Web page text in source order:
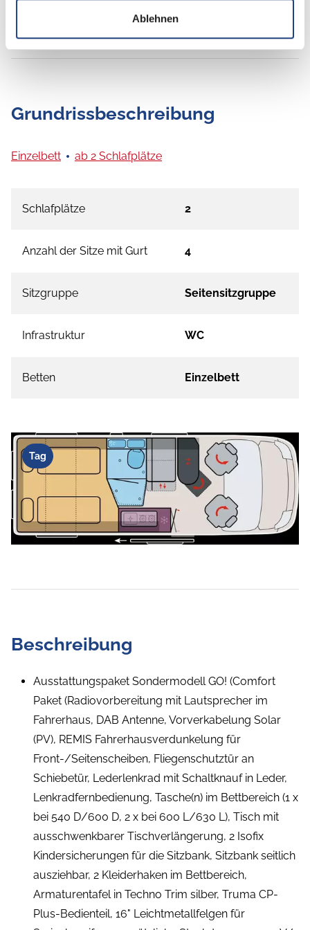
Ablehnen
Grundrissbeschreibung
Einzelbett ab 2 Schlafplätze
Schlafplätze 2
Anzahl der Sitze mit Gurt 4
Sitzgruppe Seitensitzgruppe
Infrastruktur WC
Betten Einzelbett
Tag
Beschreibung
Ausstattungspaket Sondermodell GO! (Comfort
Paket (Radiovorbereitung mit Lautsprecher im
Fahrerhaus, DAB Antenne, Vorverkabelung Solar
(PV), REMIS Fahrerhausverdunkelung für
Front-/Seitenscheiben, Fliegenschutztür an
Schiebetür, Lederlenkrad mit Schaltknauf in Leder,
Lenkradfernbedienung, Tasche(n) im Bettbereich (1 x
bei 540 D/600 D, 2 x bei 600 L/630 L), Tisch mit
ausschwenkbarer Tischverlängerung, 2 Isofix
Kindersicherungen für die Sitzbank, Sitzbank seitlich
ausziehbar, 2 Kleiderhaken im Bettbereich,
Armaturentafel in Techno Trim silber, Truma CP-
Plus-Bedienteil, 16" Leichtmetallfelgen für